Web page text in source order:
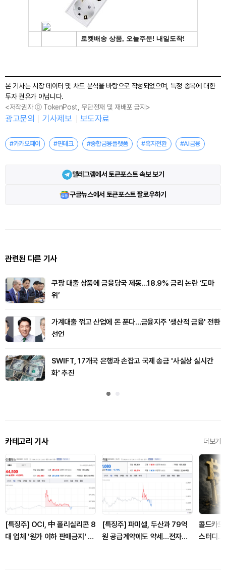
본 기사는 시장 데이터 및 차트 분석을 바탕으로 작성되었으며, 특정 종목에 대한
투자 권유가 아닙니다.
<저작권자 ⓒ TokenPost, 무단전재 및 재배포 금지>
광고문의 기사제보 보도자료
#카카오페이 #핀테크 #종합금융플랫폼 #흑자전환 #AI금융
텔레그램에서 토큰포스트 속보 보기
구글뉴스에서 토큰포스트 팔로우하기
관련된 다른 기사
쿠팡 대출 상품에 금융당국 제동…18.9% 금리 논란 ‘도마
위’
가계대출 꺾고 산업에 돈 푼다…금융지주 '생산적 금융' 전환
선언
SWIFT, 17개국 은행과 손잡고 국제 송금 '사실상 실시간
화' 추진
카테고리 기사 더보기
[특징주] OCI, 中 폴리실리콘 8
대 업체 '원가 이하 판매금지' 선
[특징주] 파미셀, 두산과 79억
원 공급계약에도 약세…전자재
콜드카
스터디…